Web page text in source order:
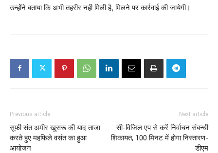
उन्होंने बताया कि अभी तहरीर नही मिली है, मिलने पर कार्रवाई की जायेगी।
Previous article
सूफी संत अमीर खुसरू की याद ताजा
करते हुए महफिले वसंत का हुआ
आयोजन
Next article
सी-विजिल एप से करें निर्वाचन संबन्धी
शिकायत, 100 मिनट में होगा निस्तारण-
डीएम